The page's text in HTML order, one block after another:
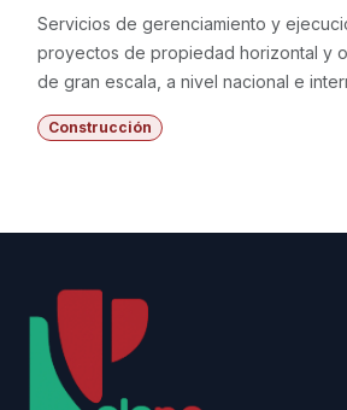
Servicios de gerenciamiento y
proyectos de propiedad horizontal y
de gran escala, a nivel nacional e
Construcción